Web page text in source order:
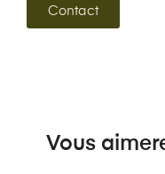
Contact
Vous